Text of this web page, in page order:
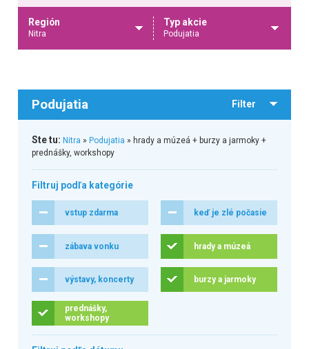
Región
Nitra
Typ akcie
Podujatia
Podujatia Filter
Ste tu: Nitra » Podujatia » hrady a múzeá + burzy a jarmoky +
prednášky, workshopy
Filtruj podľa kategórie
vstup zdarma keď je zlé počasie
zábava vonku hrady a múzeá
výstavy, koncerty burzy a jarmoky
prednášky,
workshopy